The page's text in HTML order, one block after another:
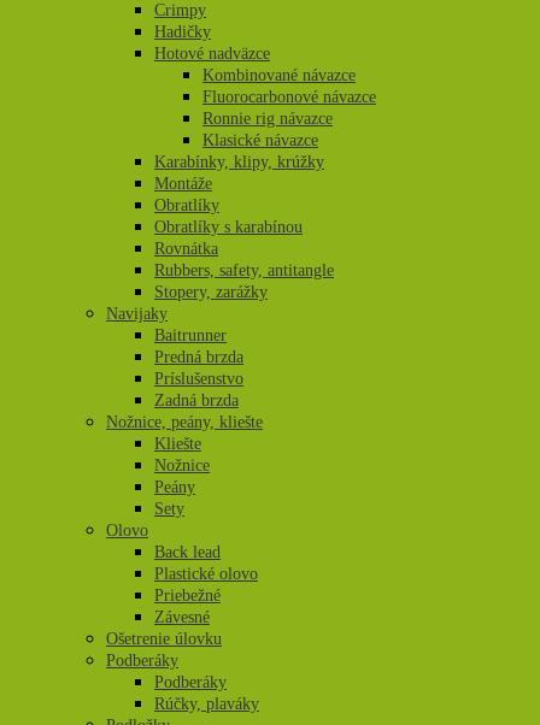
Crimpy
Hadičky
Hotové nadväzce
Kombinované návazce
Fluorocarbonové návazce
Ronnie rig návazce
Klasické návazce
Karabínky, klipy, krúžky
Montáže
Obratlíky
Obratlíky s karabínou
Rovnátka
Rubbers, safety, antitangle
Stopery, zarážky
Navijaky
Baitrunner
Predná brzda
Príslušenstvo
Zadná brzda
Nožnice, peány, kliešte
Kliešte
Nožnice
Peány
Sety
Olovo
Back lead
Plastické olovo
Priebežné
Závesné
Ošetrenie úlovku
Podberáky
Podberáky
Rúčky, plaváky